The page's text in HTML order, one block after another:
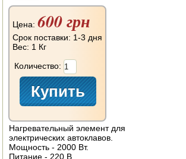
ДРОВОКОЛЫ
ГАЗОВЫЕ БАЛЛОНЫ
ЭЛЕКТРО И БЕНЗО ИНСТРУМЕНТ
ОПРЫСКИВАТЕЛИ
ЭЛЕКТРО ШАШЛЫЧНИЦЫ
СОКОВЫЖИМАЛКИ
Цена:600 грн
Срок поставки: 1-3 дня
Вес: 1 Кг
Количество:
Нагревательный элемент для
электрических автоклавов.
Мощность - 2000 Вт.
Питание - 220 В